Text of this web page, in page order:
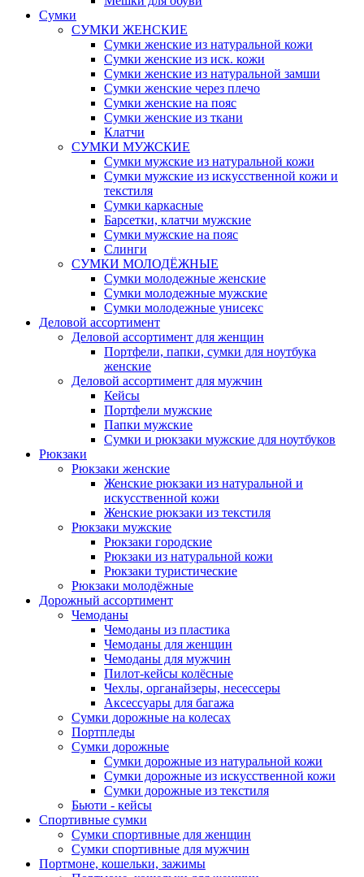
Сумки
СУМКИ ЖЕНСКИЕ
Сумки женские из натуральной кожи
Сумки женские из иск. кожи
Сумки женские из натуральной замши
Сумки женские через плечо
Сумки женские на пояс
Сумки женские из ткани
Клатчи
СУМКИ МУЖСКИЕ
Сумки мужские из натуральной кожи
Сумки мужские из искусственной кожи и
текстиля
Сумки каркасные
Барсетки, клатчи мужские
Сумки мужские на пояс
Слинги
СУМКИ МОЛОДЁЖНЫЕ
Сумки молодежные женские
Сумки молодежные мужские
Сумки молодежные унисекс
Деловой ассортимент
Деловой ассортимент для женщин
Портфели, папки, сумки для ноутбука
женские
Деловой ассортимент для мужчин
Кейсы
Портфели мужские
Папки мужские
Сумки и рюкзаки мужские для ноутбуков
Рюкзаки
Рюкзаки женские
Женские рюкзаки из натуральной и
искусственной кожи
Женские рюкзаки из текстиля
Рюкзаки мужские
Рюкзаки городские
Рюкзаки из натуральной кожи
Рюкзаки туристические
Рюкзаки молодёжные
Дорожный ассортимент
Чемоданы
Чемоданы из пластика
Чемоданы для женщин
Чемоданы для мужчин
Пилот-кейсы колёсные
Чехлы, органайзеры, несессеры
Аксессуары для багажа
Сумки дорожные на колесах
Портпледы
Сумки дорожные
Сумки дорожные из натуральной кожи
Сумки дорожные из искусственной кожи
Сумки дорожные из текстиля
Бьюти - кейсы
Спортивные сумки
Сумки спортивные для женщин
Сумки спортивные для мужчин
Портмоне, кошельки, зажимы